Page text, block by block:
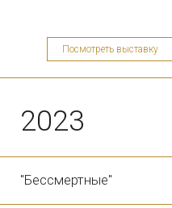
Посмотреть выставку